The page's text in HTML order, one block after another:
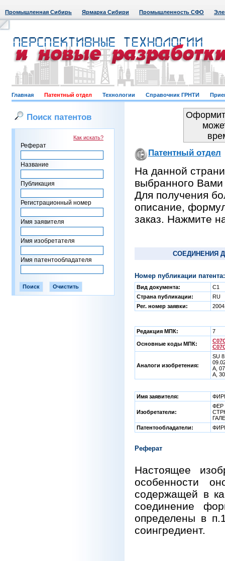
Промышленная Сибирь Ярмарка Сибири Промышленность СФО
Главная Патентный отдел Технологии Справочник ГРНТИ
Поиск патентов
Как искать?
Реферат
Название
Публикация
Регистрационный номер
Имя заявителя
Имя изобретателя
Имя патентообладателя
Патентный отдел
На данной
выбранного Вами
Для получения
описание,
заказ. Нажмите
СОЕДИНЕНИЯ
Номер публикации патента:
Вид документа:
C1
Страна публикации:
RU
Рег. номер заявки:
Редакция МПК: 7
Основные коды МПК:
Аналоги изобретения:
SU
А,
А,
Имя заявителя:
Изобретатели:
ФЕР
Патентообладатели:
Реферат
Настоящее
особенности
содержащей в
соединение
определены в
соингредиент.